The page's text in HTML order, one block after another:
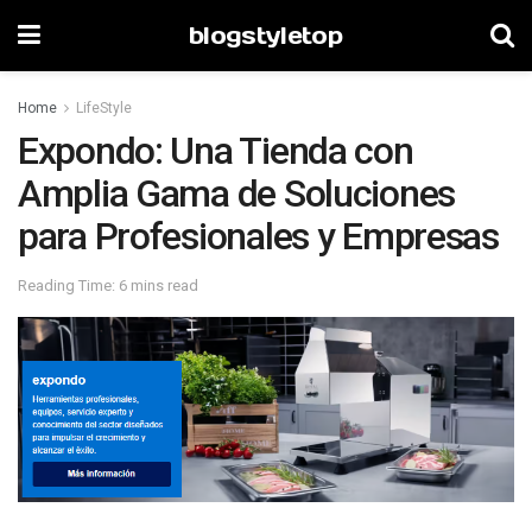
blogstyletop
Home LifeStyle
Expondo: Una Tienda con
Amplia Gama de Soluciones
para Profesionales y Empresas
Reading Time: 6 mins read